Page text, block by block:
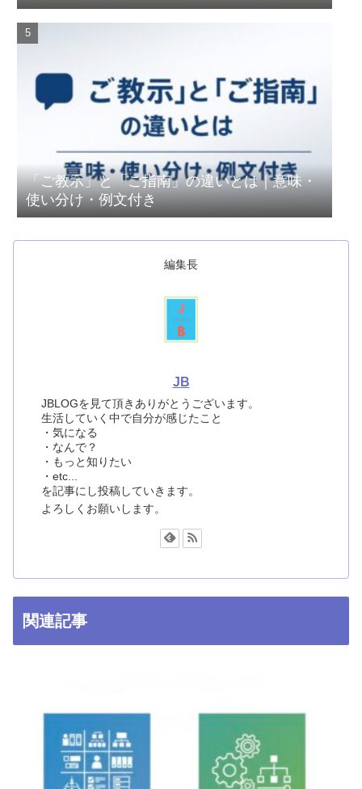
「ご教示」と「ご指南」の違いとは｜意味・
使い分け・例文付き
編集長
JB
JBLOGを見て頂きありがとうございます。
生活していく中で自分が感じたこと
・気になる
・なんで？
・もっと知りたい
・etc...
を記事にし投稿していきます。
よろしくお願いします。
関連記事